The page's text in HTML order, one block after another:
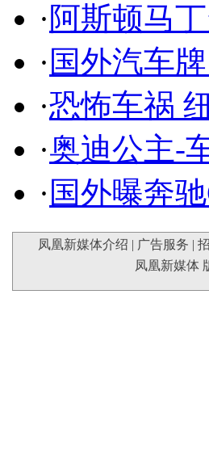
·阿斯顿马
· 国外汽车
·恐怖车祸
·奥迪公主-
· 国外曝奔
凤凰新媒体介绍 | 广告服务 |
凤凰新媒体